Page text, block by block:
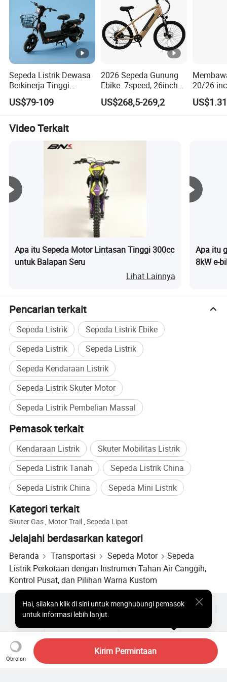
ekspres, udara, atau laut, kami akan melacak semua
barang, memastikan barang datang tepat waktu dan
dalam kondisi baik.
Sepeda Listrik Dewasa
Berkinerja Tinggi
Sepeda E-City Efisien
Sepeda Listrik Praktis
US$79-109
2026 Sepeda Gunung
Ebike: 7speed, 26inch
Ban, Konstruksi Tahan
Lama untuk Perjalanan
Sehari-hari & Jarak
US$268,5-269,2
20/26
tiga
Electric
CarGO
Video Terkait
Apa itu Sepeda Motor Lintasan Tinggi 300cc
untuk Balapan Seru
Lihat Lainnya
Apa itu
8kW e-
Pencarian terkait
Sepeda Listrik
Sepeda Listrik Ebike
Sepeda Listrik
Sepeda Listrik
Sepeda Kendaraan Listrik
Sepeda Listrik Skuter Motor
Sepeda Listrik Pembelian Massal
Pemasok terkait
Kendaraan Listrik
Skuter Mobilitas Listrik
Sepeda Listrik Tanah
Sepeda Listrik China
Sepeda Listrik China
Sepeda Mini Listrik
Kategori terkait
Skuter Gas, Motor Trail,Sepeda Lipat
Jelajahi berdasarkan kategori
Beranda Transportasi Sepeda Motor
Sepeda
Listrik Perkotaan dengan Instrumen Tahan Air Canggih,
Kontrol Pusat, dan Pilihan Warna Kustom
Obrolan
Kirim Permintaan
Hai,silakan klik di sini untuk menghubungi pemasok
untuk informasi lebih lanjut.
Produk Populer Harga Produk Panas
Produk Panas Grosir
Pembeli bintang
Amplop
Perjanjian Pengguna Kebijakan Privasi
Hubungi
Copyright © 2026 Focus Technology Co., Ltd. All Rights Reserved